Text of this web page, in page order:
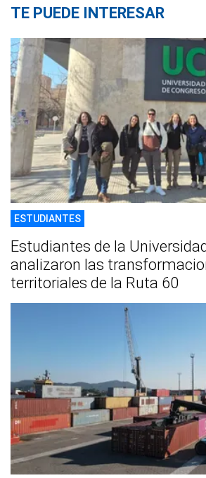
TE PUEDE INTERESAR
ESTUDIANTES
Estudiantes de la
analizaron las
territoriales de la Ruta 60